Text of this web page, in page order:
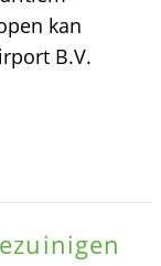
kan
B.V.